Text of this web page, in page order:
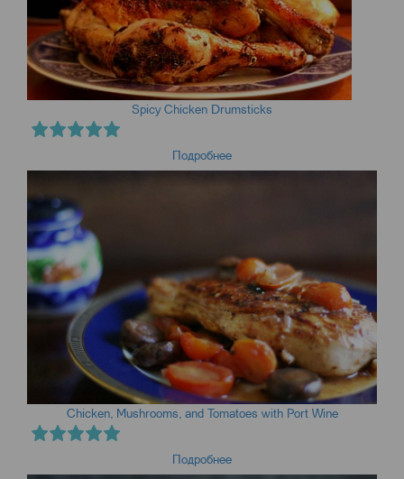
Spicy Chicken Drumsticks
Подробнее
Chicken, Mushrooms, and Tomatoes with Port Wine
Подробнее